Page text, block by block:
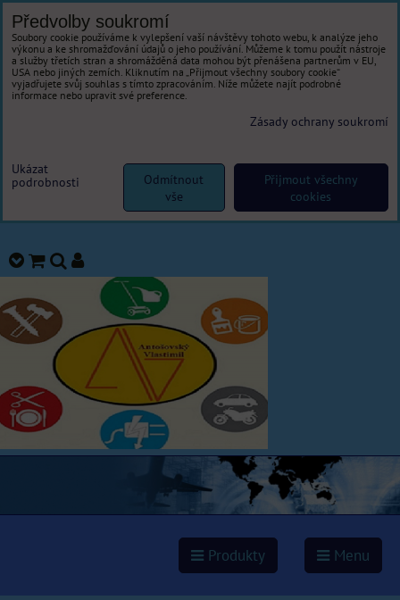
Produkty Menu
Předvolby soukromí
Soubory cookie používáme k vylepšení vaší návštěvy tohoto webu, k analýze jeho
výkonu a ke shromažďování údajů o jeho používání. Můžeme k tomu použít nástroje
a služby třetích stran a shromážděná data mohou být přenášena partnerům v EU,
USA nebo jiných zemích. Kliknutím na „Přijmout všechny soubory cookie“
vyjadřujete svůj souhlas s tímto zpracováním. Níže můžete najít podrobné
informace nebo upravit své preference.
Zásady ochrany soukromí
Ukázat
podrobnosti
Přijmout všechny
cookies
Odmítnout
vše